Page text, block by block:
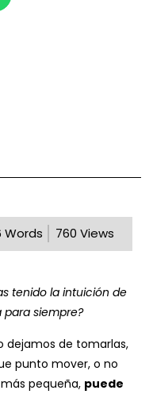
Words 760 Views
tenido la intuición de
siempre?
dejamos de tomarlas,
punto mover, o no
pequeña, puede